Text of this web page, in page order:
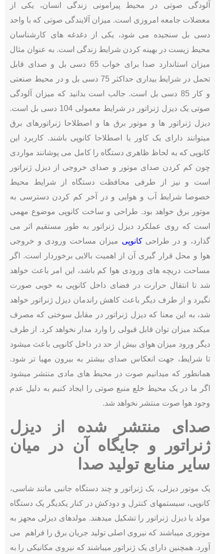
آلودگی صوتی در محیط پیرامونی زندگی انسان، یکی از
معضلات جامعه امروزی است. میزان آلایندگی صوتی که با واحد
دسی بل سنجیده می شود، یکی از دغدغه های کارشناسان
محیط زیست در بهینه کردن شرایط زندگی است. به عنوان مثال
میزان استاندارد صدا برای خواب 65 دسی بل و صدای قابل
تحمل در شرایط بیداری حداکثر 75 دسی بل و در محیط صنعتی
و کار 85 دسی بل است. جالب است بدانید که میزان آلودگی
صوتی یک دیزل ژنراتور در شرایط معمولی 104 دسی بل است.
دیزل ژنراتور ها و موتور برق ها و اصطلاحا ژنراتورهای برق
میتوانند دارای یک کاور یا اصطلاحا کانوپی باشند. کاربرد این
کانوپی که به لحاظ ظاهری دستگاه را کامل می پوشانند مواردی
چون کم کردن صدای موتور و صدای خروجی از دیزل ژنراتور
است و نیز از طرفی محافظت دستگاه از شرایط محیط
خصوصا شرایط آب و هوایی و در آخر کم کردن دسترسی به
موتور برق خواهد بود. طراحی و ساخت کانوپی موضوع مهمی
است که روی عملکرد دیزل ژنراتور به طور مستقیم اثر می
گذارد، و در طراحیکانوپی میزان مساحت ورودی و خروجی
هوا و محل قرار گیری آن از اهمیت بالایی برخوردار است. اگر
مساحت دریچه های ورودی هوا کم باشد، این امر باعث خواهد
شد تا انتقال حرارت در فضای داخل کانوپی به خوبی صورت
نگیرد و از طرف دیگر باعث کاهش راندمان دیزل ژنراتور خواهد
شد، به این معنا که دیزل ژنراتور در مقابل سوختی که مصرف
میکند میزان توان قابل قبولی را وارد مدار نخواهد کرد. از طرف
دیگر ورود میزان هوای بیش از حد در داخل کانوپی باعث میشود
تا شرایط، جهت انعکاس صدای بیشتر به بیرون مهیا تر شود.
همانطور که میدانیم صوت در محیط های مادی منتشر میشود
اگر ما در یک محیط خلع منبع صوتی را ایجاد کنیم به دلیل عدم
وجود هوا صوت منتشر نخواهد شد.
صدای منتشر شده از دیزل
ژنراتور و جایگاه آن در میان
سایر منابع تولید صدا
یک موتور دیزلی، یک ژنراتور و چند دستگاه جانبی مانند شاسی،
کانوپی، سیستمهای کنترل و دودکش در کنار یکدیگر یک دستگاه
مولد یا دیزل ژنراتور را تشکیل میدهند. مولدهای دیزلی مجهز به
موتوری میباشند که نیروی اصلی تولید جریان برق را فراهم می
آورد. همچنین دارای یک ژنراتور میباشند که نیروی مکانیکی را به